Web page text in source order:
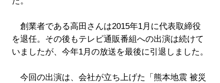
創業者である高田さんは2015年1月に代表取締役
を退任。その後もテレビ通販番組への出演は続けて
いましたが、今年1月の放送を最後に引退しました。
今回の出演は、会社が立ち上げた「熊本地震 被災